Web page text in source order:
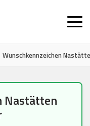
Wunschkennzeichen
Nastätten